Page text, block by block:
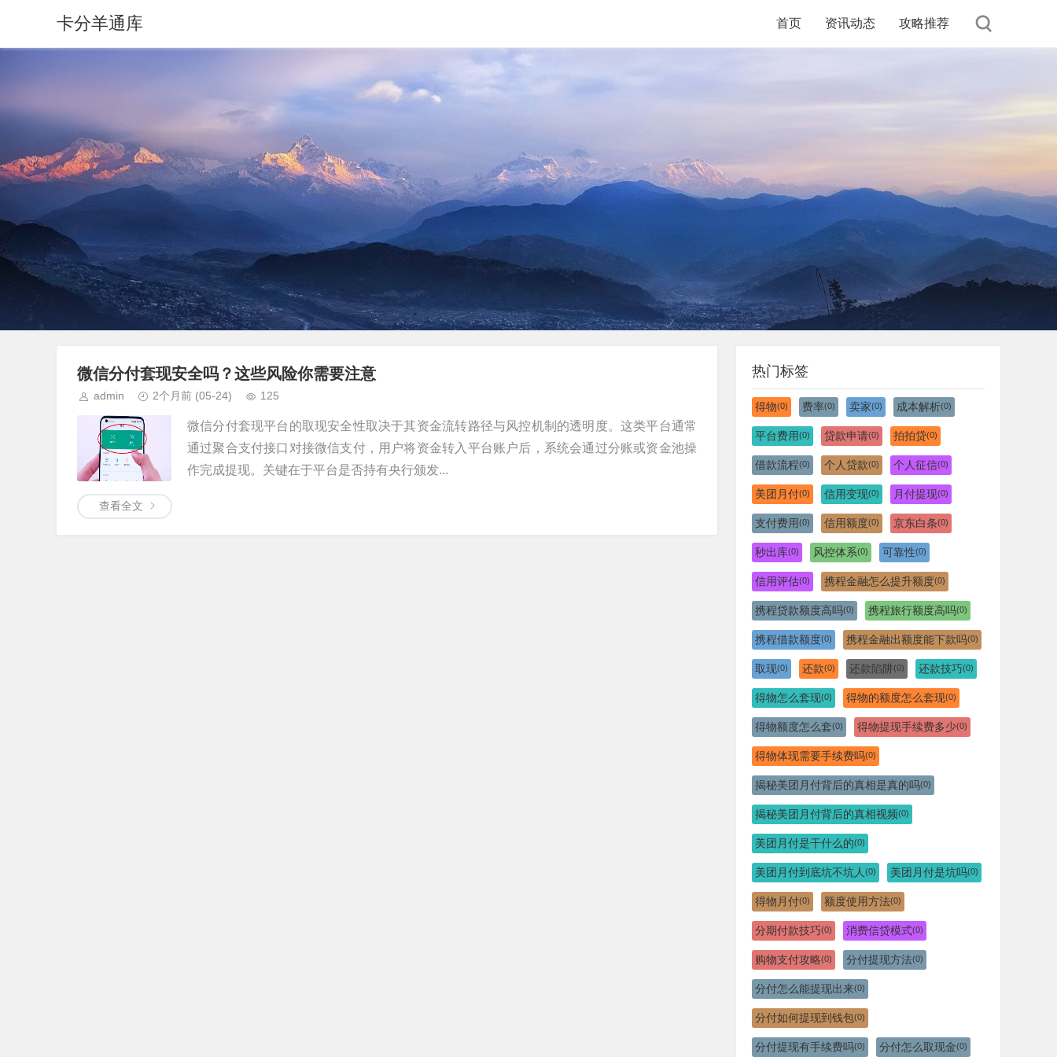
卡分羊通库 首页 资讯动态 攻略推荐
微信分付套现安全吗？这些风险你需要注意
admin 2个月前 (05-24) 125
微信分付套现平台的取现安全性取决于其资金流转路径与风控机制的透明度。这类平台通常
通过聚合支付接口对接微信支付，用户将资金转入平台账户后，系统会通过分账或资金池操
作完成提现。关键在于平台是否持有央行颁发...
查看全文
热门标签
得物(0) 费率(0) 卖家(0) 成本解析(0)
平台费用(0) 贷款申请(0) 拍拍贷(0)
借款流程(0) 个人贷款(0) 个人征信(0)
美团月付(0) 信用变现(0) 月付提现(0)
支付费用(0) 信用额度(0) 京东白条(0)
秒出库(0) 风控体系(0) 可靠性(0)
信用评估(0) 携程金融怎么提升额度(0)
携程贷款额度高吗(0) 携程旅行额度高吗(0)
携程借款额度(0) 携程金融出额度能下款吗(0)
取现(0) 还款(0) 还款陷阱(0) 还款技巧(0)
得物怎么套现(0) 得物的额度怎么套现(0)
得物额度怎么套(0) 得物提现手续费多少(0)
得物体现需要手续费吗(0)
揭秘美团月付背后的真相是真的吗(0)
揭秘美团月付背后的真相视频(0)
美团月付是干什么的(0)
美团月付到底坑不坑人 (0) 美团月付是坑吗(0)
得物月付(0) 额度使用方法(0)
分期付款技巧(0) 消费信贷模式(0)
购物支付攻略(0) 分付提现方法(0)
分付怎么能提现出来(0)
分付如何提现到钱包(0)
分付提现有手续费吗(0) 分付怎么取现金(0)